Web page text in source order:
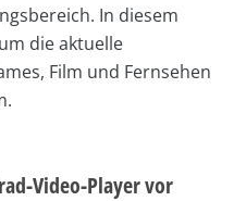
In diesem
die aktuelle
Film und Fernsehen
Video-Player vor